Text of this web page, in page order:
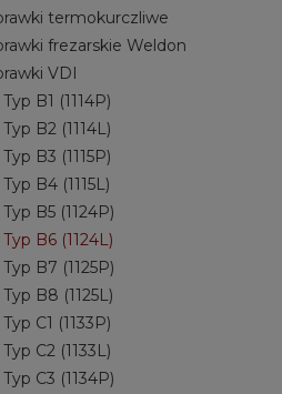
termokurczliwe
frezarskie Weldon
VDI
Typ B1 (1114P)
Typ B2 (1114L)
Typ B3 (1115P)
Typ B4 (1115L)
Typ B5 (1124P)
Typ B6 (1124L)
Typ B7 (1125P)
Typ B8 (1125L)
Typ C1 (1133P)
Typ C2 (1133L)
Typ C3 (1134P)